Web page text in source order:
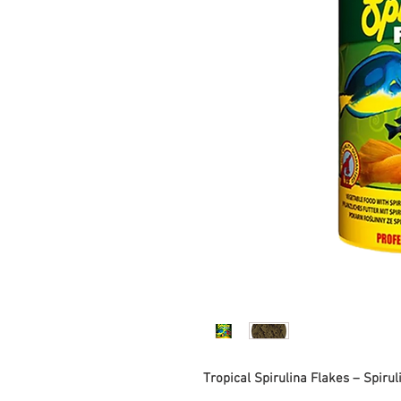
Tropical Spirulina Flakes –